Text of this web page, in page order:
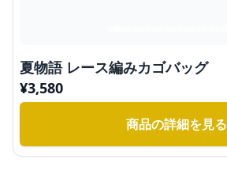
夏物語 レース編みカゴバッグ
¥3,580
商品の詳細を見る